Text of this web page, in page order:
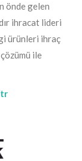
önde gelen
ihracat lideri
ürünleri ihraç
ile
tr